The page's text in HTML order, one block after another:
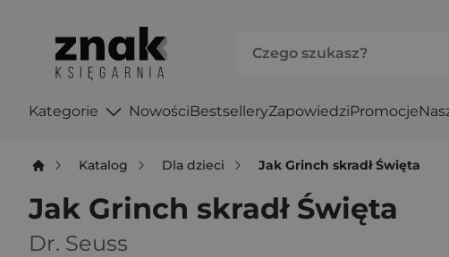
Kategorie NowościBestselleryZapowiedziPromocje
Katalog Dla dzieci Jak Grinch skradł Święta
Jak Grinch skradł Święta
Dr. Seuss